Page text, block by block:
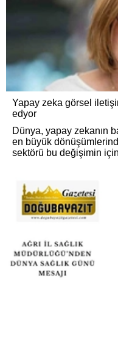
Yapay zeka görsel
edyor
Dünya, yapay zekanın
en büyük
sektörü bu değişimin